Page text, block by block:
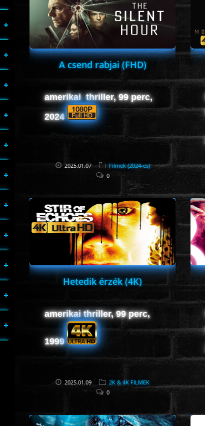
A csend rabjai (FHD)
amerikai thriller, 99 perc,
2024
2025.01.07
Filmek (2024-es)
0
Hetedik érzék (4K)
amerikai thriller, 99 perc,
1999
2025.01.09
2K & 4K FILMEK
0